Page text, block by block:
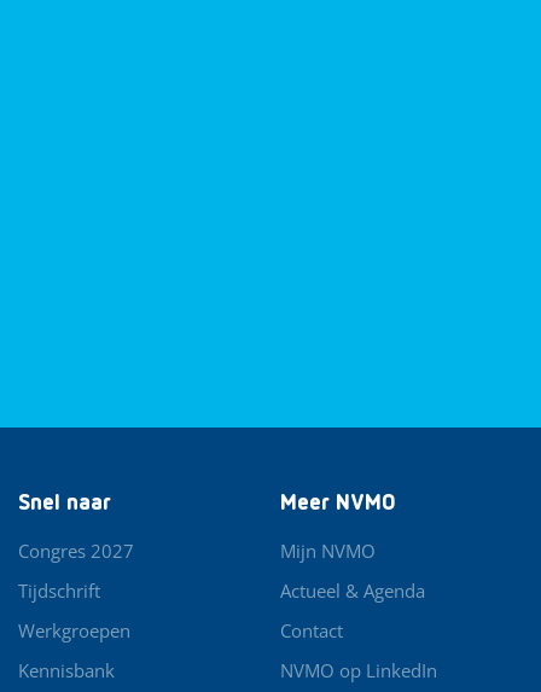
Snel naar
Congres 2027
Tijdschrift
Werkgroepen
Kennisbank
Meer NVMO
Mijn NVMO
Actueel & Agenda
Contact
NVMO op LinkedIn